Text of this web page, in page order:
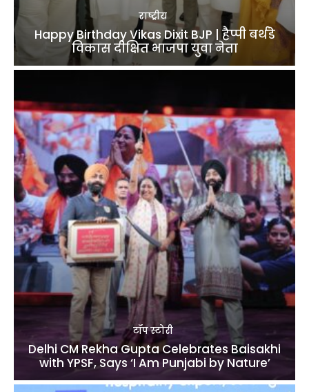
राष्ट्रीय
Happy Birthday Vikas Dixit BJP | हैप्पी बर्थडे
विकास दीक्षित भाजपा युवा नेता
टॉप स्टोरी
Delhi CM Rekha Gupta Celebrates Baisakhi
with YPSF, Says ‘I Am Punjabi by Nature’